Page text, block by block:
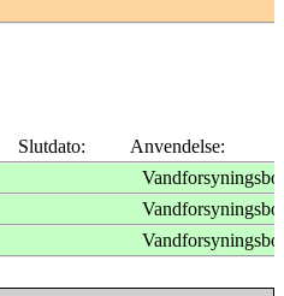
Slutdato:
Anvendelse: